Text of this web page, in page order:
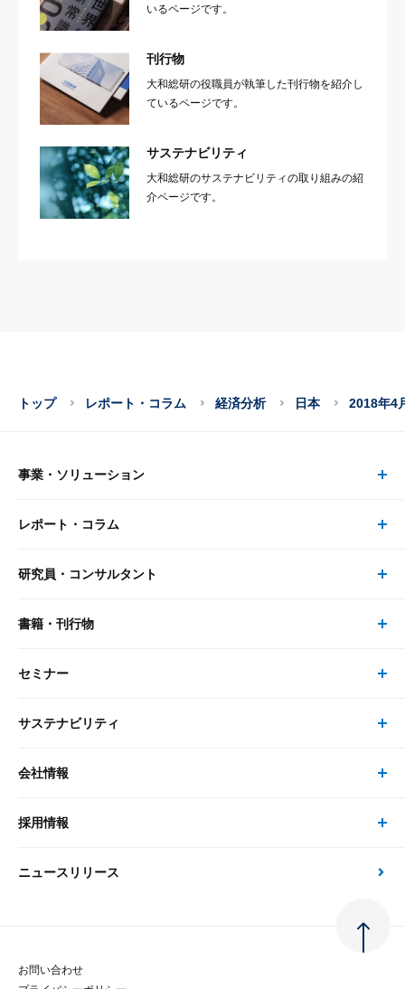
いるページです。
刊行物
大和総研の役職員が執筆した刊行物を紹介し
ているページです。
サステナビリティ
大和総研のサステナビリティの取り組みの紹
介ページです。
トップ レポート・コラム 経済分析 日本 2018年4
事業・ソリューション
事業・ソリューション トップ
リサーチ
大和総研の強み
先端テクノロジーに基づく新たな価値の創出
レポート・コラム
レポート・コラム トップ
最新のレポート・コラム
政策分析
金融経済教育等
研究員・コンサルタント
研究員・コンサルタント トップ
研究員
書籍・刊行物
書籍・刊行物 トップ
書籍
セミナー
セミナー トップ
現在受付中のセミナー・イベント
サステナビリティ
サステナビリティの取り組み
次世代社会への貢献
会社情報
会社情報 トップ
会社概要・役員一覧
採用情報
採用情報 トップ
ニュースリリース
お問い合わせ